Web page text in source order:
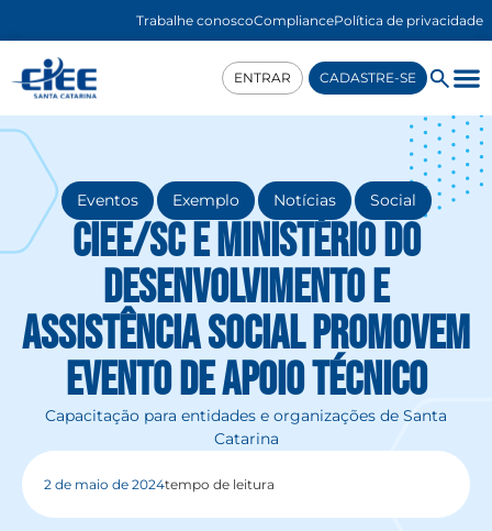
Trabalhe conoscoCompliancePolítica de privacidade
ENTRAR CADASTRE-SE
Eventos , Exemplo , Notícias , Social
CIEE/SC e Ministério do
Desenvolvimento e
Assistência Social promovem
evento de apoio técnico
Capacitação para entidades e organizações de Santa
Catarina
2 de maio de 2024tempo de leitura